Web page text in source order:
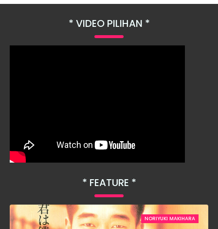
VIDEO PILIHAN
FEATURE
NORIYUKI MAKIHARA